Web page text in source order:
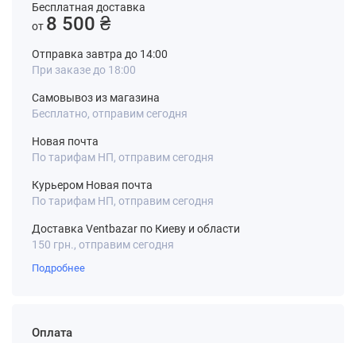
Бесплатная доставка
от 8 500 ₴
Отправка завтра до 14:00
При заказе до 18:00
Самовывоз из магазина
Бесплатно, отправим сегодня
Новая почта
По тарифам НП, отправим сегодня
Курьером Новая почта
По тарифам НП, отправим сегодня
Доставка Ventbazar по Киеву и области
150 грн., отправим сегодня
Подробнее
Оплата